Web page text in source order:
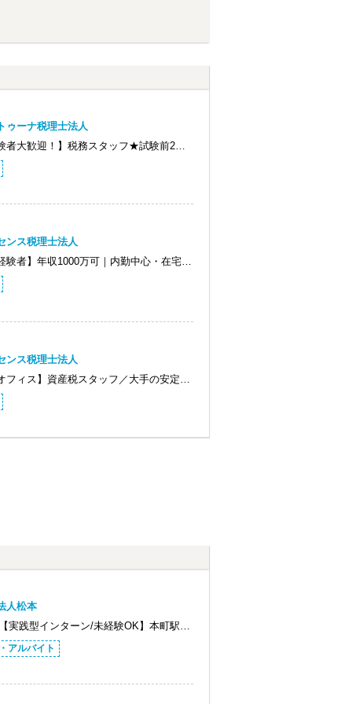
ゥーナ税理士法人
者大歓迎！】税務スタッフ★試験前2…
ンス税理士法人
験者】年収1000万可｜内勤中心・在宅…
ンス税理士法人
フィス】資産税スタッフ／大手の安定…
人松本
実践型インターン/未経験OK】本町駅…
アルバイト